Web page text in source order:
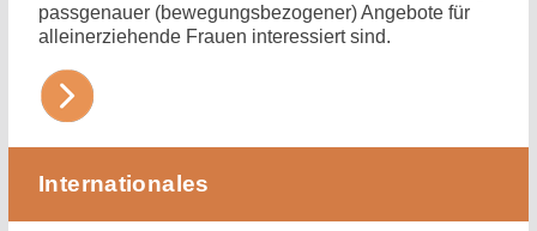
passgenauer (bewegungsbezogener) Angebote für
alleinerziehende Frauen interessiert sind.
Internationales